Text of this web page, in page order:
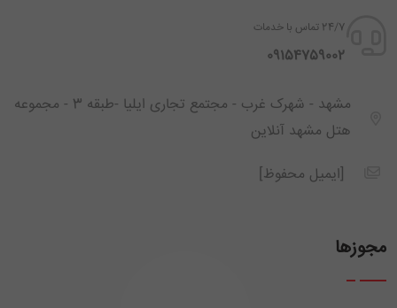
24/7 تماس با خدمات
‪ 09154759002
مشهد - شهرک غرب - مجتمع تجاری ایلیا -طبقه 3 - مجموعه
هتل مشهد آنلاین
[ایمیل محفوظ]
مجوزها